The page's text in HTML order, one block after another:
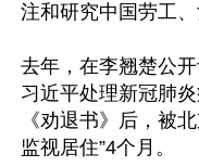
注和研究中国劳工
去年，在李翘楚公
习近平处理新冠肺
《劝退书》后，被
监视居住”4个月。